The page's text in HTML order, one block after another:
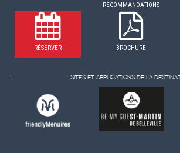
RECOMMANDATIONS
RÉSERVER BROCHURE
SITES ET APPLICATIONS DE LA